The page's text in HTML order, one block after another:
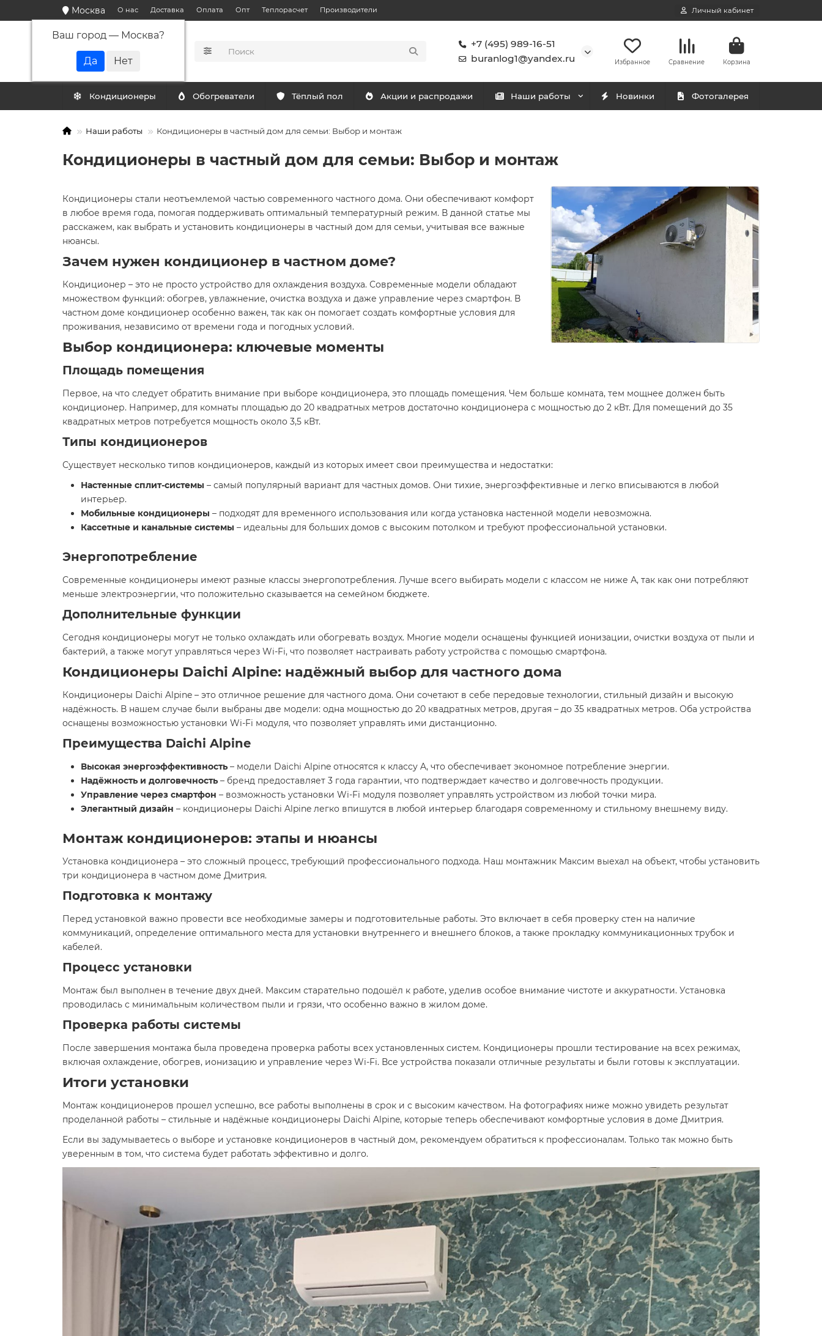
Москва
Ваш город — Москва?
О нас Доставка Оплата Опт Теплорасчет Производители Личный кабинет
+7 (495) 989-16-51
buranlog1@yandex.ru
Избранное Сравнение Корзина
Кондиционеры Обогреватели Тёплый пол Акции и распродажи Наши работы Новинки Фотогалерея
Наши работы Кондиционеры в частный дом для семьи: Выбор и монтаж
Кондиционеры в частный дом для семьи: Выбор и монтаж
Кондиционеры стали неотъемлемой частью современного частного дома. Они обеспечивают комфорт
в любое время года, помогая поддерживать оптимальный температурный режим. В данной статье мы
расскажем, как выбрать и установить кондиционеры в частный дом для семьи, учитывая все важные
нюансы.
Зачем нужен кондиционер в частном доме?
Кондиционер – это не просто устройство для охлаждения воздуха. Современные модели обладают
множеством функций: обогрев, увлажнение, очистка воздуха и даже управление через смартфон. В
частном доме кондиционер особенно важен, так как он помогает создать комфортные условия для
проживания, независимо от времени года и погодных условий.
Выбор кондиционера: ключевые моменты
Площадь помещения
Первое, на что следует обратить внимание при выборе кондиционера, это площадь помещения. Чем больше комната, тем мощнее должен быть
кондиционер. Например, для комнаты площадью до 20 квадратных метров достаточно кондиционера с мощностью до 2 кВт. Для помещений до 35
квадратных метров потребуется мощность около 3,5 кВт.
Типы кондиционеров
Существует несколько типов кондиционеров, каждый из которых имеет свои преимущества и недостатки:
Настенные сплит-системы – самый популярный вариант для частных домов. Они тихие, энергоэффективные и легко вписываются в любой
интерьер.
Мобильные кондиционеры – подходят для временного использования или когда установка настенной модели невозможна.
Кассетные и канальные системы – идеальны для больших домов с высоким потолком и требуют профессиональной установки.
Энергопотребление
Современные кондиционеры имеют разные классы энергопотребления. Лучше всего выбирать модели с классом не ниже А, так как они потребляют
меньше электроэнергии, что положительно сказывается на семейном бюджете.
Дополнительные функции
Сегодня кондиционеры могут не только охлаждать или обогревать воздух. Многие модели оснащены функцией ионизации, очистки воздуха от пыли и
бактерий, а также могут управляться через Wi-Fi, что позволяет настраивать работу устройства с помощью смартфона.
Кондиционеры Daichi Alpine: надёжный выбор для частного дома
Кондиционеры Daichi Alpine – это отличное решение для частного дома. Они сочетают в себе передовые технологии, стильный дизайн и высокую
надёжность. В нашем случае были выбраны две модели: одна мощностью до 20 квадратных метров, другая – до 35 квадратных метров. Оба устройства
оснащены возможностью установки Wi-Fi модуля, что позволяет управлять ими дистанционно.
Преимущества Daichi Alpine
Высокая энергоэффективность – модели Daichi Alpine относятся к классу A, что обеспечивает экономное потребление энергии.
Надёжность и долговечность – бренд предоставляет 3 года гарантии, что подтверждает качество и долговечность продукции.
Управление через смартфон – возможность установки Wi-Fi модуля позволяет управлять устройством из любой точки мира.
Элегантный дизайн – кондиционеры Daichi Alpine легко впишутся в любой интерьер благодаря современному и стильному внешнему виду.
Монтаж кондиционеров: этапы и нюансы
Установка кондиционера – это сложный процесс, требующий профессионального подхода. Наш монтажник Максим выехал на объект, чтобы установить
три кондиционера в частном доме Дмитрия.
Подготовка к монтажу
Перед установкой важно провести все необходимые замеры и подготовительные работы. Это включает в себя проверку стен на наличие
коммуникаций, определение оптимального места для установки внутреннего и внешнего блоков, а также прокладку коммуникационных трубок и
кабелей.
Процесс установки
Монтаж был выполнен в течение двух дней. Максим старательно подошёл к работе, уделив особое внимание чистоте и аккуратности. Установка
проводилась с минимальным количеством пыли и грязи, что особенно важно в жилом доме.
Проверка работы системы
После завершения монтажа была проведена проверка работы всех установленных систем. Кондиционеры прошли тестирование на всех режимах,
включая охлаждение, обогрев, ионизацию и управление через Wi-Fi. Все устройства показали отличные результаты и были готовы к эксплуатации.
Итоги установки
Монтаж кондиционеров прошел успешно, все работы выполнены в срок и с высоким качеством. На фотографиях ниже можно увидеть результат
проделанной работы – стильные и надёжные кондиционеры Daichi Alpine, которые теперь обеспечивают комфортные условия в доме Дмитрия.
Если вы задумываетесь о выборе и установке кондиционеров в частный дом, рекомендуем обратиться к профессионалам. Только так можно быть
уверенным в том, что система будет работать эффективно и долго.